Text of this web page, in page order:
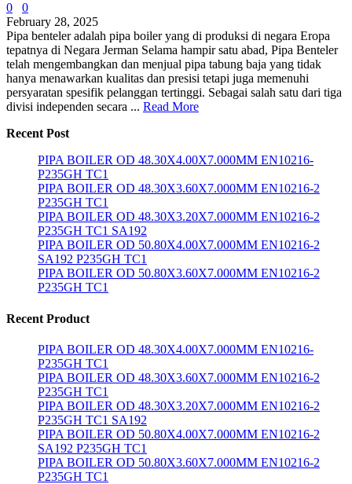
0
0
February 28, 2025
Pipa benteler adalah pipa boiler yang di produksi di negara Eropa
tepatnya di Negara Jerman Selama hampir satu abad, Pipa Benteler
telah mengembangkan dan menjual pipa tabung baja yang tidak
hanya menawarkan kualitas dan presisi tetapi juga memenuhi
persyaratan spesifik pelanggan tertinggi. Sebagai salah satu dari tiga
divisi independen secara ... Read More
Recent Post
PIPA BOILER OD 48.30X4.00X7.000MM EN10216-
P235GH TC1
PIPA BOILER OD 48.30X3.60X7.000MM EN10216-2
P235GH TC1
PIPA BOILER OD 48.30X3.20X7.000MM EN10216-2
P235GH TC1 SA192
PIPA BOILER OD 50.80X4.00X7.000MM EN10216-2
SA192 P235GH TC1
PIPA BOILER OD 50.80X3.60X7.000MM EN10216-2
P235GH TC1
Recent Product
PIPA BOILER OD 48.30X4.00X7.000MM EN10216-
P235GH TC1
PIPA BOILER OD 48.30X3.60X7.000MM EN10216-2
P235GH TC1
PIPA BOILER OD 48.30X3.20X7.000MM EN10216-2
P235GH TC1 SA192
PIPA BOILER OD 50.80X4.00X7.000MM EN10216-2
SA192 P235GH TC1
PIPA BOILER OD 50.80X3.60X7.000MM EN10216-2
P235GH TC1